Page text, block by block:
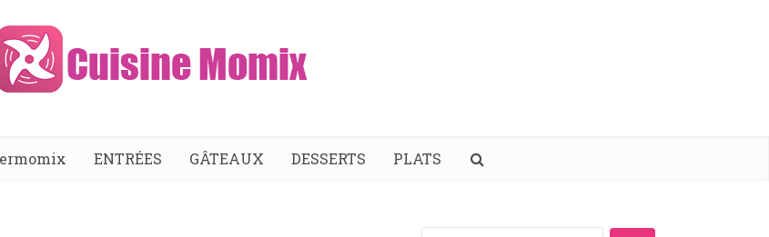
ENTRÉES GÂTEAUX DESSERTS PLATS